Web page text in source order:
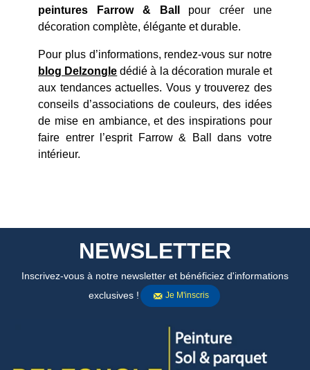
peintures Farrow & Ball
pour créer une
décoration complète, élégante et durable.
Pour plus d’informations, rendez-vous sur notre
blog Delzongle dédié à la décoration murale et
aux tendances actuelles. Vous y trouverez des
conseils d’associations de couleurs, des idées
de mise en ambiance, et des inspirations pour
faire entrer l’esprit Farrow & Ball dans votre
intérieur.
NEWSLETTER
Inscrivez-vous à notre newsletter et bénéficiez d'informations
exclusives !
Je M'inscris